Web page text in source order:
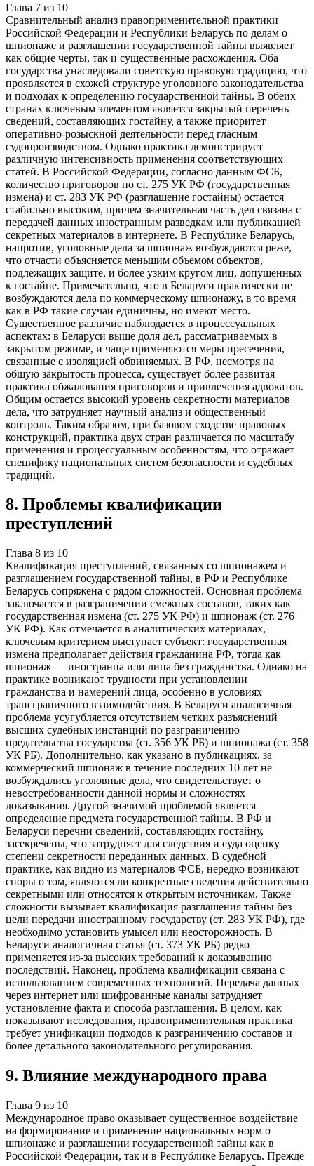
Глава 7 из 10
Сравнительный анализ правоприменительной практики
Российской Федерации и Республики Беларусь по делам о
шпионаже и разглашении государственной тайны выявляет
как общие черты, так и существенные расхождения. Оба
государства унаследовали советскую правовую традицию, что
проявляется в схожей структуре уголовного законодательства
и подходах к определению государственной тайны. В обеих
странах ключевым элементом является закрытый перечень
сведений, составляющих гостайну, а также приоритет
оперативно-розыскной деятельности перед гласным
судопроизводством. Однако практика демонстрирует
различную интенсивность применения соответствующих
статей. В Российской Федерации, согласно данным ФСБ,
количество приговоров по ст. 275 УК РФ (государственная
измена) и ст. 283 УК РФ (разглашение гостайны) остается
стабильно высоким, причем значительная часть дел связана с
передачей данных иностранным разведкам или публикацией
секретных материалов в интернете. В Республике Беларусь,
напротив, уголовные дела за шпионаж возбуждаются реже,
что отчасти объясняется меньшим объемом объектов,
подлежащих защите, и более узким кругом лиц, допущенных
к гостайне. Примечательно, что в Беларуси практически не
возбуждаются дела по коммерческому шпионажу, в то время
как в РФ такие случаи единичны, но имеют место.
Существенное различие наблюдается в процессуальных
аспектах: в Беларуси выше доля дел, рассматриваемых в
закрытом режиме, и чаще применяются меры пресечения,
связанные с изоляцией обвиняемых. В РФ, несмотря на
общую закрытость процесса, существует более развитая
практика обжалования приговоров и привлечения адвокатов.
Общим остается высокий уровень секретности материалов
дела, что затрудняет научный анализ и общественный
контроль. Таким образом, при базовом сходстве правовых
конструкций, практика двух стран различается по масштабу
применения и процессуальным особенностям, что отражает
специфику национальных систем безопасности и судебных
традиций.
8. Проблемы квалификации
преступлений
Глава 8 из 10
Квалификация преступлений, связанных со шпионажем и
разглашением государственной тайны, в РФ и Республике
Беларусь сопряжена с рядом сложностей. Основная проблема
заключается в разграничении смежных составов, таких как
государственная измена (ст. 275 УК РФ) и шпионаж (ст. 276
УК РФ). Как отмечается в аналитических материалах,
ключевым критерием выступает субъект: государственная
измена предполагает действия гражданина РФ, тогда как
шпионаж — иностранца или лица без гражданства. Однако на
практике возникают трудности при установлении
гражданства и намерений лица, особенно в условиях
трансграничного взаимодействия. В Беларуси аналогичная
проблема усугубляется отсутствием четких разъяснений
высших судебных инстанций по разграничению
предательства государства (ст. 356 УК РБ) и шпионажа (ст. 358
УК РБ). Дополнительно, как указано в публикациях, за
коммерческий шпионаж в течение последних 10 лет не
возбуждались уголовные дела, что свидетельствует о
невостребованности данной нормы и сложностях
доказывания. Другой значимой проблемой является
определение предмета государственной тайны. В РФ и
Беларуси перечни сведений, составляющих гостайну,
засекречены, что затрудняет для следствия и суда оценку
степени секретности переданных данных. В судебной
практике, как видно из материалов ФСБ, нередко возникают
споры о том, являются ли конкретные сведения действительно
секретными или относятся к открытым источникам. Также
сложности вызывает квалификация разглашения тайны без
цели передачи иностранному государству (ст. 283 УК РФ), где
необходимо установить умысел или неосторожность. В
Беларуси аналогичная статья (ст. 373 УК РБ) редко
применяется из-за высоких требований к доказыванию
последствий. Наконец, проблема квалификации связана с
использованием современных технологий. Передача данных
через интернет или шифрованные каналы затрудняет
установление факта и способа разглашения. В целом, как
показывают исследования, правоприменительная практика
требует унификации подходов к разграничению составов и
более детального законодательного регулирования.
9. Влияние международного права
Глава 9 из 10
Международное право оказывает существенное воздействие
на формирование и применение национальных норм о
шпионаже и разглашении государственной тайны как в
Российской Федерации, так и в Республике Беларусь. Прежде